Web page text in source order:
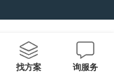
找方案 询服务